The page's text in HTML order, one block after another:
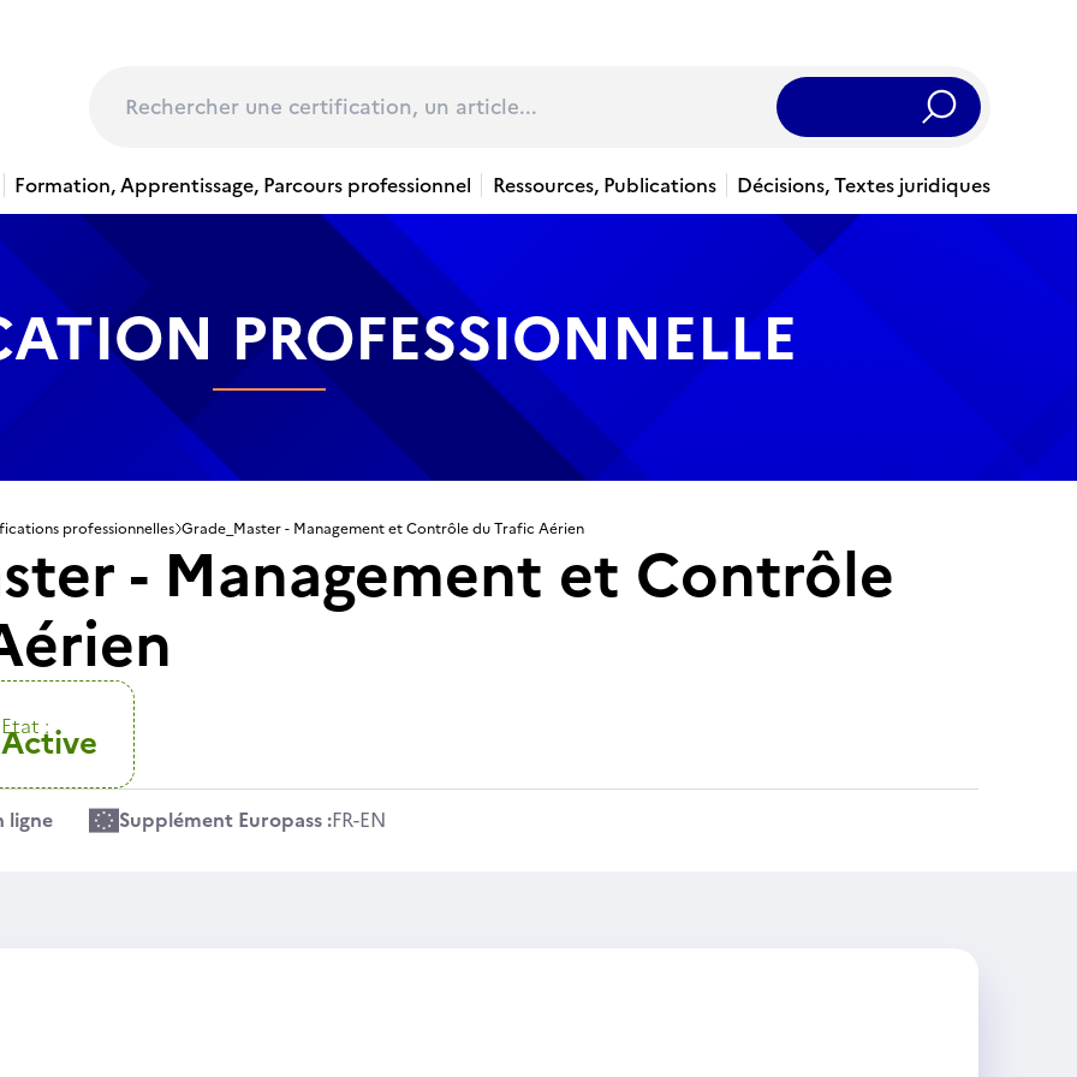
Rechercher
Formation, Apprentissage, Parcours professionnel Ressources, Publications Décisions, Textes juridiques
PROFESSIONNELLE
professionnelles Grade_Master - Management et Contrôle du Trafic Aérien
- Management et Contrôle
Etat :
Active
ligne Supplément Europass :FR-EN